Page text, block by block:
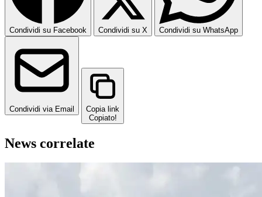
Condividi su Facebook Condividi su X Condividi su WhatsApp
Condividi via Email
Copia link
Copiato!
News correlate